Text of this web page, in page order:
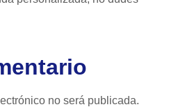
no será publicada.